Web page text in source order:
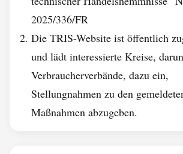
2025/336/FR
Die TRIS-Website ist öffentlich
und lädt interessierte Kreise,
Verbraucherverbände, dazu ein,
Stellungnahmen zu den
Maßnahmen abzugeben.